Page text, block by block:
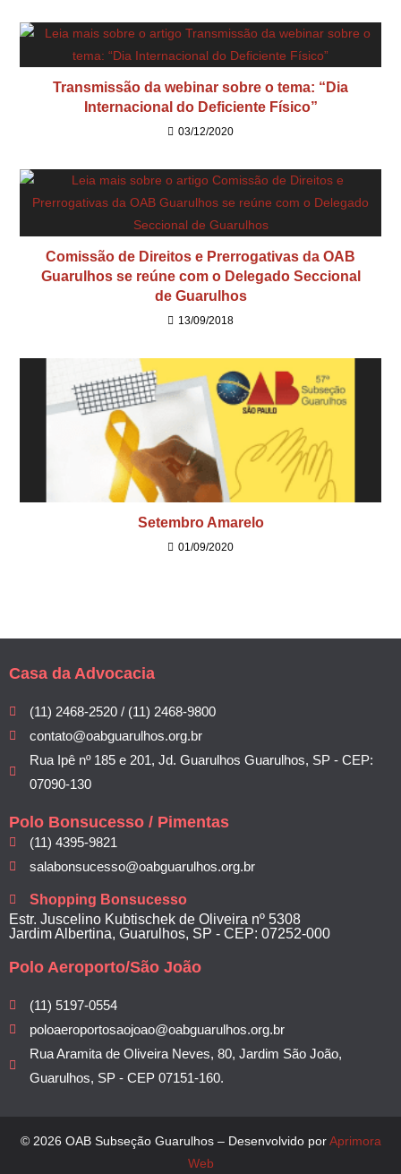
Transmissão da webinar sobre o tema: “Dia
Internacional do Deficiente Físico”
03/12/2020
Comissão de Direitos e Prerrogativas da OAB
Guarulhos se reúne com o Delegado Seccional
de Guarulhos
13/09/2018
Setembro Amarelo
01/09/2020
Casa da Advocacia
(11) 2468-2520 / (11) 2468-9800
contato@oabguarulhos.org.br
Rua Ipê nº 185 e 201, Jd. Guarulhos Guarulhos, SP - CEP:
07090-130
Polo Bonsucesso / Pimentas
(11) 4395-9821
salabonsucesso@oabguarulhos.org.br
Shopping Bonsucesso
Estr. Juscelino Kubtischek de Oliveira nº 5308
Jardim Albertina, Guarulhos, SP - CEP: 07252-000
Polo Aeroporto/São João
(11) 5197-0554
poloaeroportosaojoao@oabguarulhos.org.br
Rua Aramita de Oliveira Neves, 80, Jardim São João,
Guarulhos, SP - CEP 07151-160.
© 2026 OAB Subseção Guarulhos – Desenvolvido porAprimora
Web